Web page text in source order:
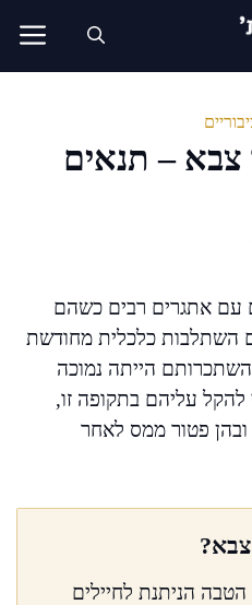
– תנאים
עם אתגרים רבים כשהם
השתלבות כלכלית מחודשת
הייתה נמוכה
להקל עליהם בתקופה זו,
ובהן פטור ממס לאחר
הניתנת לחיילים